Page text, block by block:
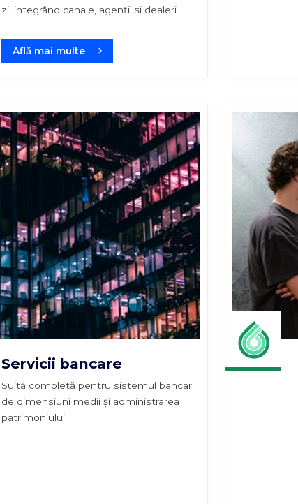
zi, integrând canale, agenții și dealeri.
Află mai multe
Servicii bancare
Suită completă pentru sistemul bancar
de dimensiuni medii și administrarea
patrimoniului.